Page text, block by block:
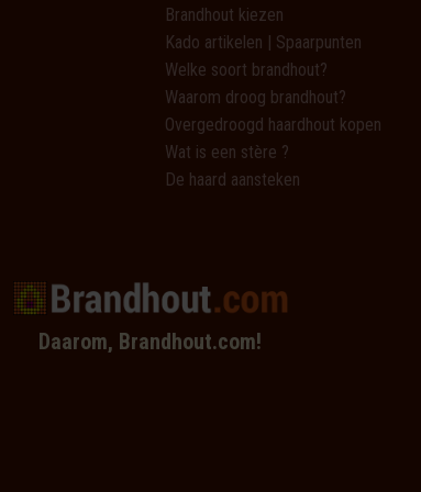
Brandhout kiezen
Kado artikelen | Spaarpunten
Welke soort brandhout?
Waarom droog brandhout?
Overgedroogd haardhout kopen
Wat is een stère ?
De haard aansteken
Daarom, Brandhout.com!